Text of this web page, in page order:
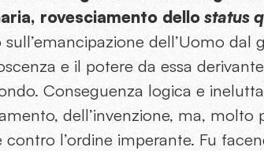
rovesciamento dellostatus
dell’Uomo dal
e il potere da essa
Conseguenza logica e
dell’invenzione, ma, molto
l’ordine imperante. Fu